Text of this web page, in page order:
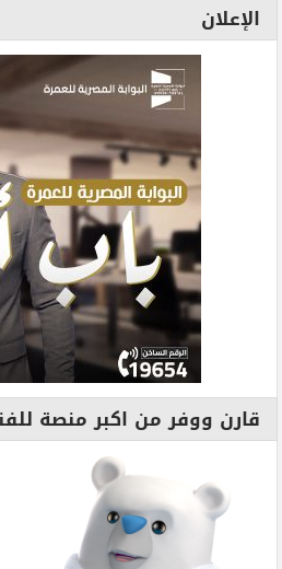
الإعلان
قارن ووفر من اكبر منصة